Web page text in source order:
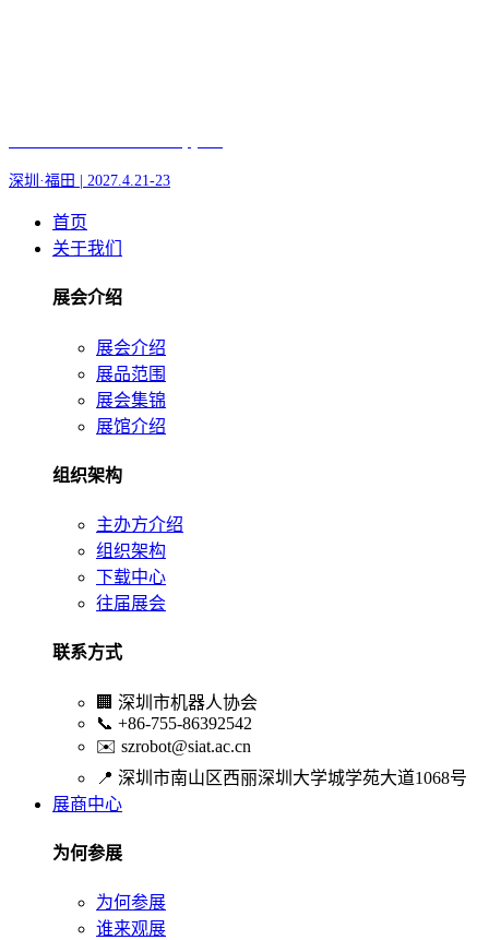
深圳·福田 | 2027.4.21-23
首页
关于我们
展会介绍
展会介绍
展品范围
展会集锦
展馆介绍
组织架构
主办方介绍
组织架构
下载中心
往届展会
联系方式
🏢 深圳市机器人协会
📞 +86-755-86392542
✉️ szrobot@siat.ac.cn
📍 深圳市南山区西丽深圳大学城学苑大道1068号
展商中心
为何参展
为何参展
谁来观展